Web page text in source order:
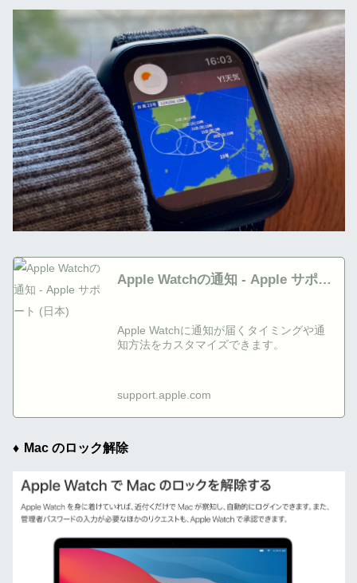
Apple Watchの通知 - Apple サポー
Apple Watchに通知が届くタイミングや通
知方法をカスタマイズできます。
support.apple.com
Mac のロック解除